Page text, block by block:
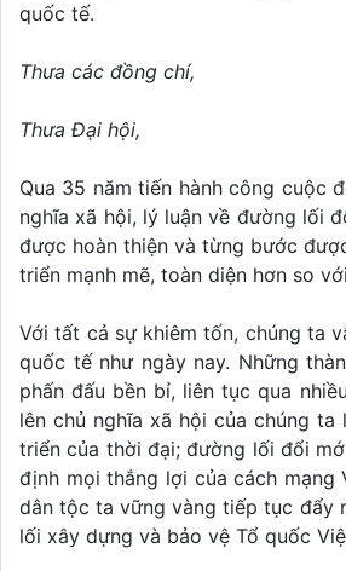
quốc tế.
Thưa các đồng chí,
Thưa Đại hội,
Qua 35 năm tiến hành công cuộc
nghĩa xã hội, lý luận về đường lối
được hoàn thiện và từng bước
triển mạnh mẽ, toàn diện hơn so
Với tất cả sự khiêm tốn, chúng ta
quốc tế như ngày nay. Những
phấn đấu bền bỉ, liên tục qua
lên chủ nghĩa xã hội của chúng
triển của thời đại; đường lối đổi
định mọi thắng lợi của cách
dân tộc ta vững vàng tiếp tục đẩy
lối xây dựng và bảo vệ Tổ quốc